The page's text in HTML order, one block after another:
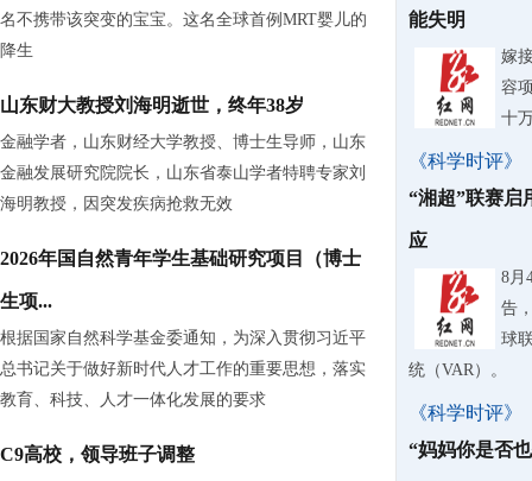
名不携带该突变的宝宝。这名全球首例MRT婴儿的
降生
山东财大教授刘海明逝世，终年38岁
金融学者，山东财经大学教授、博士生导师，山东
金融发展研究院院长，山东省泰山学者特聘专家刘
海明教授，因突发疾病抢救无效
2026年国自然青年学生基础研究项目（博士
生项...
根据国家自然科学基金委通知，为深入贯彻习近平
总书记关于做好新时代人才工作的重要思想，落实
教育、科技、人才一体化发展的要求
C9高校，领导班子调整
能失明
嫁
容
十
《科学时评》
“湘超”联赛启
应
8月
告
球
统（VAR）。
《科学时评》
“妈妈你是否